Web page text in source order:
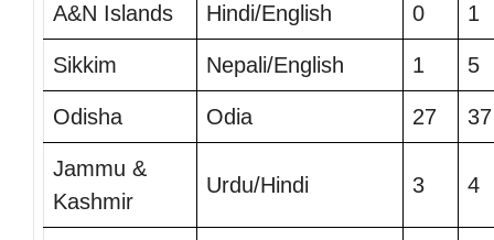
A&N Islands Hindi/English 0 1
Sikkim Nepali/English 1 5
Odisha Odia 27 37
Jammu &
Kashmir
Urdu/Hindi 3 4